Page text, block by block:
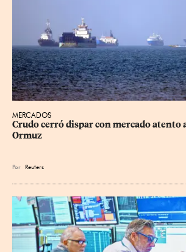
MERCADOS
Crudo cerró dispar con mercado atento
Ormuz
Por Reuters